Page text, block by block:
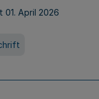
01. April 2026